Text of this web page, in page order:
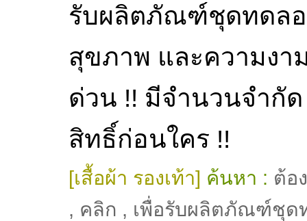
รับผลิตภัณฑ์ชุดทดลอ
สุขภาพ และความงา
ด่วน !! มีจำนวนจำกั
สิทธิ์ก่อนใคร !!
[เสื้อผ้า รองเท้า] ค้นหา : ต้อ
, คลิก , เพื่อรับผลิตภัณฑ์ชุด